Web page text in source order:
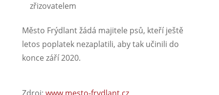
zřizovatelem
Město Frýdlant žádá majitele psů, kteří ještě
letos poplatek nezaplatili, aby tak učinili do
konce září 2020.